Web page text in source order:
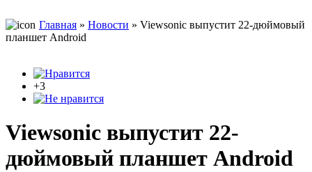
Главная » Новости » Viewsonic выпустит 22-дюймовый
планшет Android
+3
Viewsonic выпустит 22-
дюймовый планшет Android